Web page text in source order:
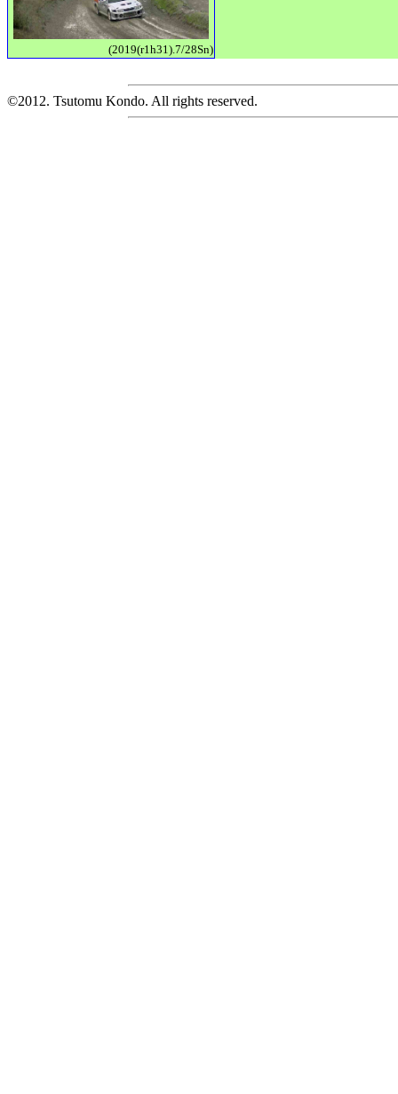
(2019(r1h31).7/28Sn)
©2012. Tsutomu Kondo. All rights reserved.